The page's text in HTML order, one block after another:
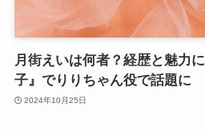
月街えいは何者？経歴と魅力
子』でりりちゃん役で話題に
2024年10月25日